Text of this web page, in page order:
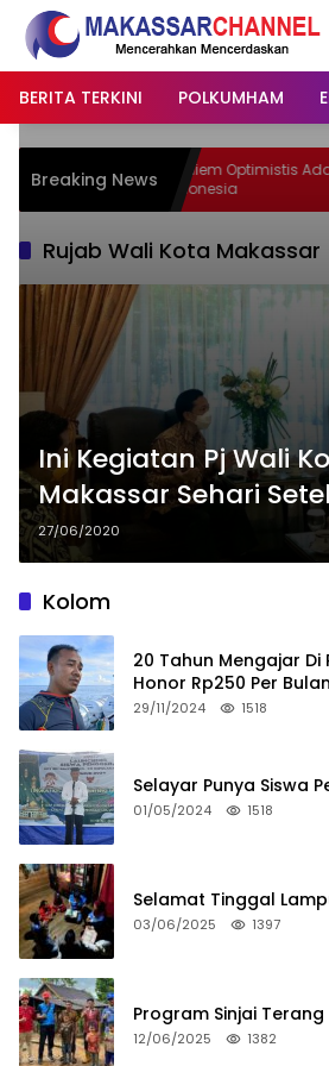
Langsung
konten
BERITA TERKINI
POLKUMHAM
Breaking NewsNadiem Optimistis Ada
Indonesia
Rujab Wali Kota Makassar
Ini Kegiatan Pj Wali
Makassar Sehari
27/06/2020
Kolom
20 Tahun Mengajar Di
Honor Rp250 Per Bulan
29/11/2024 1518
Selayar Punya Siswa
01/05/2024 1518
Selamat Tinggal
03/06/2025 1397
Program Sinjai Terang
12/06/2025 1382